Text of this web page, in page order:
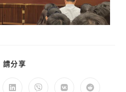
請分享